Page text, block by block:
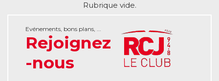
Rubrique vide.
Evénements, bons plans, ...
Rejoignez
-nous